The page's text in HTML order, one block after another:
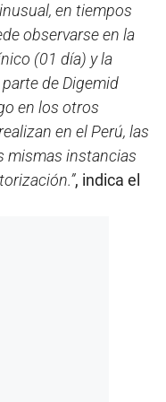
en tiempos
observarse en la
(01 día) y la
de Digemid
en los otros
en el Perú, las
mismas instancias
, indica el